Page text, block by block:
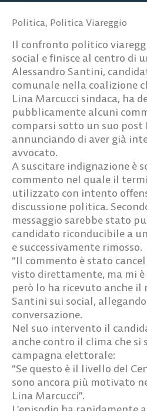
Politica, Politica Viareggio
Il confronto politico
social e finisce al centro di
Alessandro Santini,
comunale nella coalizione
Lina Marcucci sindaca, ha
pubblicamente alcuni
comparsi sotto un suo post
annunciando di aver già
avvocato.
A suscitare indignazione è
commento nel quale il
utilizzato con intento
discussione politica.
messaggio sarebbe stato
candidato riconducibile a
e successivamente rimosso.
“Il commento è stato
visto direttamente, ma mi
però lo ha ricevuto anche il
Santini sui social,
conversazione.
Nel suo intervento il
anche contro il clima che si
campagna elettorale:
“Se questo è il livello del
sono ancora più motivato
Lina Marcucci”.